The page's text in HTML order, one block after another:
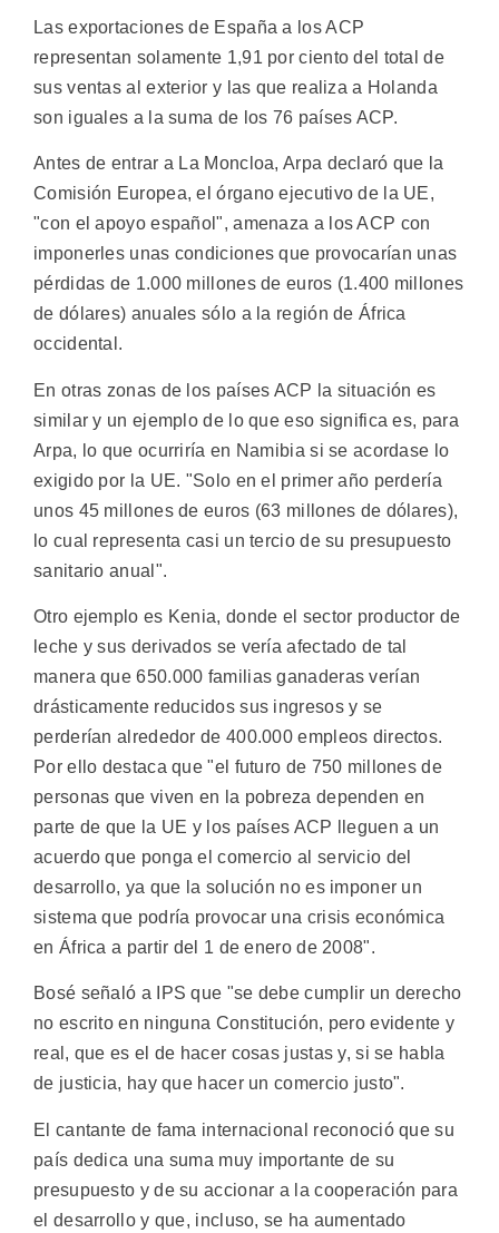
Las exportaciones de España a los ACP
representan solamente 1,91 por ciento del total de
sus ventas al exterior y las que realiza a Holanda
son iguales a la suma de los 76 países ACP.
Antes de entrar a La Moncloa, Arpa declaró que la
Comisión Europea, el órgano ejecutivo de la UE,
"con el apoyo español", amenaza a los ACP con
imponerles unas condiciones que provocarían unas
pérdidas de 1.000 millones de euros (1.400 millones
de dólares) anuales sólo a la región de África
occidental.
En otras zonas de los países ACP la situación es
similar y un ejemplo de lo que eso significa es, para
Arpa, lo que ocurriría en Namibia si se acordase lo
exigido por la UE. "Solo en el primer año perdería
unos 45 millones de euros (63 millones de dólares),
lo cual representa casi un tercio de su presupuesto
sanitario anual".
Otro ejemplo es Kenia, donde el sector productor de
leche y sus derivados se vería afectado de tal
manera que 650.000 familias ganaderas verían
drásticamente reducidos sus ingresos y se
perderían alrededor de 400.000 empleos directos.
Por ello destaca que "el futuro de 750 millones de
personas que viven en la pobreza dependen en
parte de que la UE y los países ACP lleguen a un
acuerdo que ponga el comercio al servicio del
desarrollo, ya que la solución no es imponer un
sistema que podría provocar una crisis económica
en África a partir del 1 de enero de 2008".
Bosé señaló a IPS que "se debe cumplir un derecho
no escrito en ninguna Constitución, pero evidente y
real, que es el de hacer cosas justas y, si se habla
de justicia, hay que hacer un comercio justo".
El cantante de fama internacional reconoció que su
país dedica una suma muy importante de su
presupuesto y de su accionar a la cooperación para
el desarrollo y que, incluso, se ha aumentado